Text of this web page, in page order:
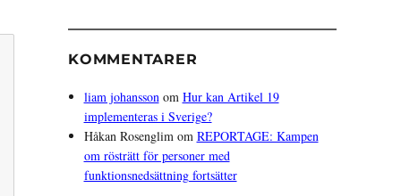
KOMMENTARER
liam johanssonom Hur kan Artikel 19
implementeras i Sverige?
Håkan Rosenglimom REPORTAGE: Kampen
om rösträtt för personer med
funktionsnedsättning fortsätter